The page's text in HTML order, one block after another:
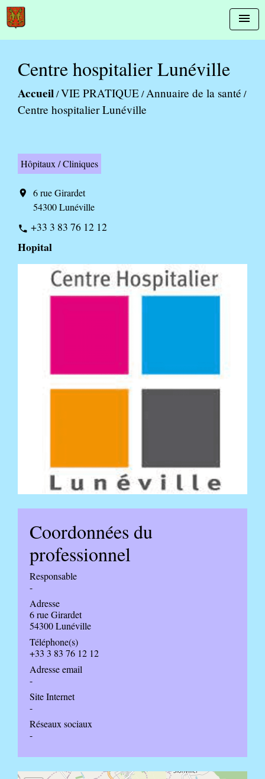
menu
Centre hospitalier Lunéville
Accueil/VIE PRATIQUE/Annuaire de la santé /
Centre hospitalier Lunéville
Hôpitaux / Cliniques
location_on
6 rue Girardet
54300 Lunéville
phone +33 3 83 76 12 12
Hopital
Coordonnées du
professionnel
Responsable
-
Adresse
6 rue Girardet
54300 Lunéville
Téléphone(s)
+33 3 83 76 12 12
Adresse email
-
Site Internet
-
Réseaux sociaux
-